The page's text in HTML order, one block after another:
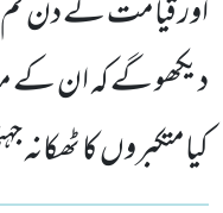
اور قیامت کے دن تم
دیکھو گے کہ ان
کیامتکبروں کا